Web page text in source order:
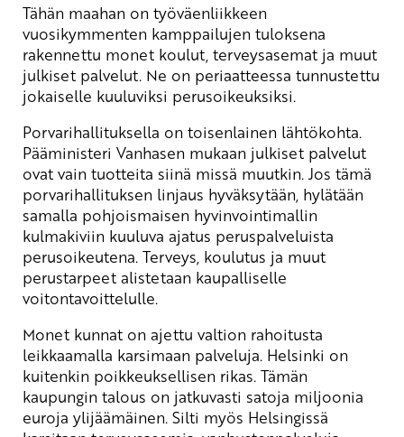
Tähän maahan on työväenliikkeen
vuosikymmenten kamppailujen tuloksena
rakennettu monet koulut, terveysasemat ja muut
julkiset palvelut. Ne on periaatteessa tunnustettu
jokaiselle kuuluviksi perusoikeuksiksi.
Porvarihallituksella on toisenlainen lähtökohta.
Pääministeri Vanhasen mukaan julkiset palvelut
ovat vain tuotteita siinä missä muutkin. Jos tämä
porvarihallituksen linjaus hyväksytään, hylätään
samalla pohjoismaisen hyvinvointimallin
kulmakiviin kuuluva ajatus peruspalveluista
perusoikeutena. Terveys, koulutus ja muut
perustarpeet alistetaan kaupalliselle
voitontavoittelulle.
Monet kunnat on ajettu valtion rahoitusta
leikkaamalla karsimaan palveluja. Helsinki on
kuitenkin poikkeuksellisen rikas. Tämän
kaupungin talous on jatkuvasti satoja miljoonia
euroja ylijäämäinen. Silti myös Helsingissä